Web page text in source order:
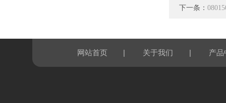
下一条：
网站首页 | 关于我们 | 产品